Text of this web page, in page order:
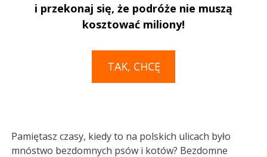
i przekonaj się, że podróże nie muszą
kosztować miliony!
TAK, CHCĘ
Pamiętasz czasy, kiedy to na polskich ulicach było
mnóstwo bezdomnych psów i kotów? Bezdomne